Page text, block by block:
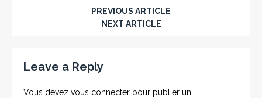
PREVIOUS ARTICLE
NEXT ARTICLE
Leave a Reply
Vous devez vous connecter pour publier un